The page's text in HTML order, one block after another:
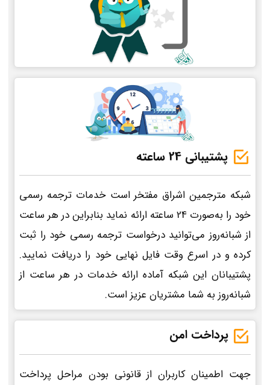
پشتیبانی 24 ساعته
شبکه مترجمین اشراق مفتخر است خدمات ترجمه رسمی
خود را به‌صورت 24 ساعته ارائه نماید بنابراین در هر ساعت
از شبانه‌روز می‌توانید درخواست ترجمه رسمی خود را ثبت
کرده و در اسرع وقت فایل نهایی خود را دریافت نمایید.
پشتیبانان این شبکه آماده ارائه خدمات در هر ساعت از
شبانه‌روز به شما مشتریان عزیز است.
پرداخت امن
جهت اطمینان کاربران از قانونی بودن مراحل پرداخت